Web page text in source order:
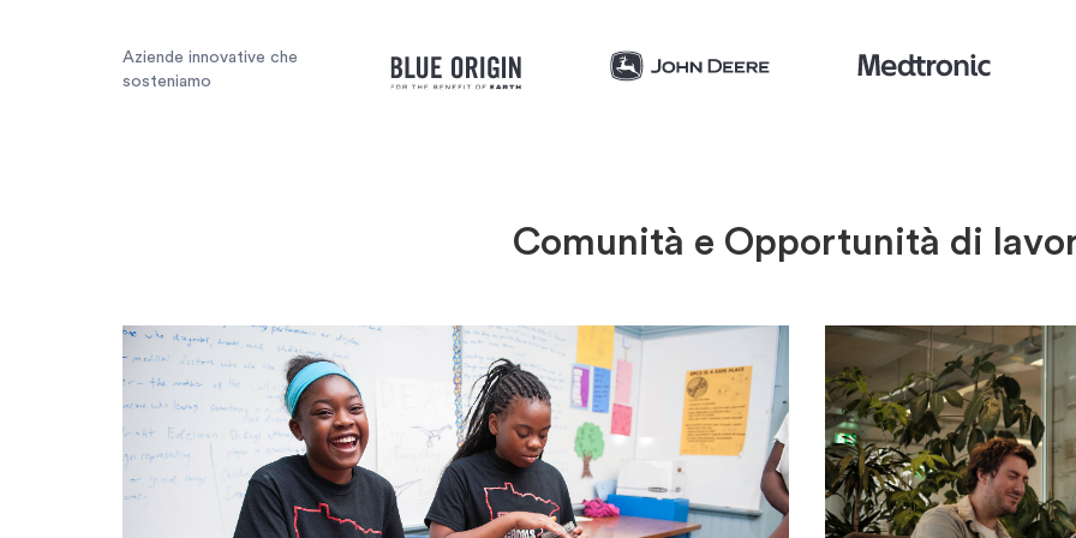
Aziende innovative che
sosteniamo
Comunità e Opportunità di